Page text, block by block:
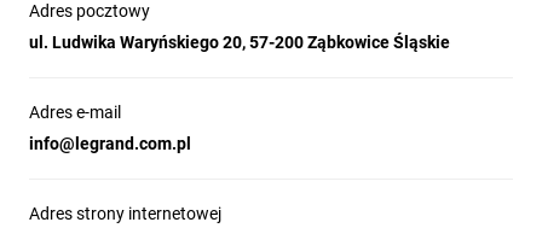
Adres pocztowy
ul. Ludwika Waryńskiego 20, 57-200 Ząbkowice Śląskie
Adres e-mail
info@legrand.com.pl
Adres strony internetowej